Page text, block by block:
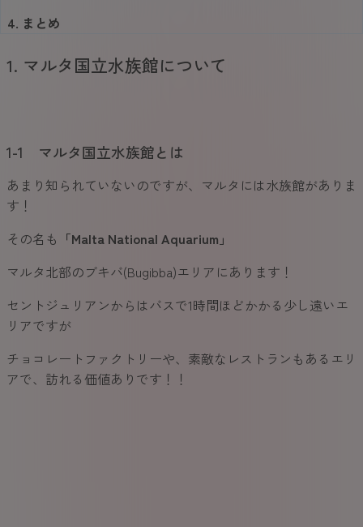
4. まとめ
1. マルタ国立水族館について
1-1 マルタ国立水族館とは
あまり知られていないのですが、マルタには水族館がありま
す！
その名も 「Malta National Aquarium」
マルタ北部のブキバ(Bugibba)エリアにあります！
セントジュリアンからはバスで1時間ほどかかる少し遠いエ
リアですが
チョコレートファクトリーや、素敵なレストランもあるエリ
アで、訪れる価値ありです！！